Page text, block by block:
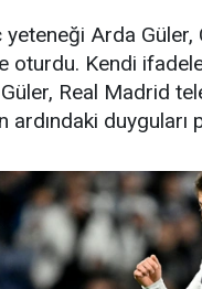
Arda Güler,
oturdu. Kendi
Real Madrid
ardındaki duyguları